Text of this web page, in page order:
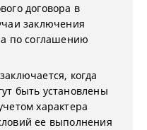
договора в
заключения
по соглашению
когда
быть установлены
характера
ее выполнения